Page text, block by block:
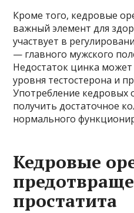
Кроме того, кедровые
важный элемент для
участвует в
— главного мужского
Недостаток цинка
уровня тестостерона и
Употребление кедровых
получить достаточное
нормального
Кедровые
простатита